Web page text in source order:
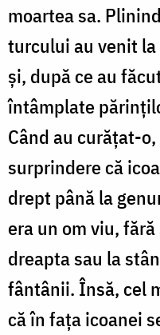
moartea sa.
turcului au venit
şi, după ce au
întâmplate
Când au curăţat-
surprindere că
drept până la
era un om viu,
dreapta sau la
fântânii. Însă, cel
că în faţa icoanei